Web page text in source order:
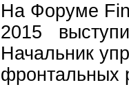
На Форуме
2015
Начальник
фронтальных